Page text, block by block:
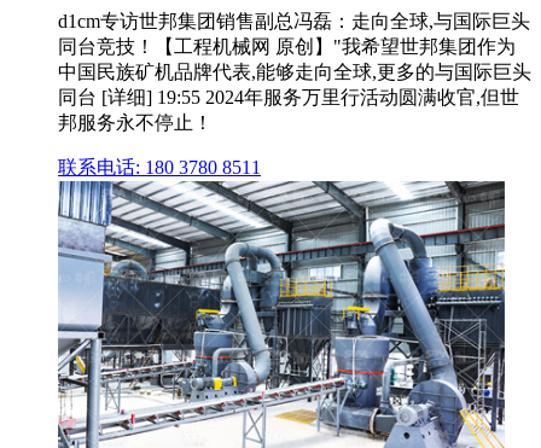
d1cm专访世邦集团销售副总冯磊：走向全球,与国际巨头
同台竞技！【工程机械网 原创】"我希望世邦集团作为
中国民族矿机品牌代表,能够走向全球,更多的与国际巨头
同台 [详细] 19:55 2024年服务万里行活动圆满收官,但世
邦服务永不停止！
联系电话: 180 3780 8511